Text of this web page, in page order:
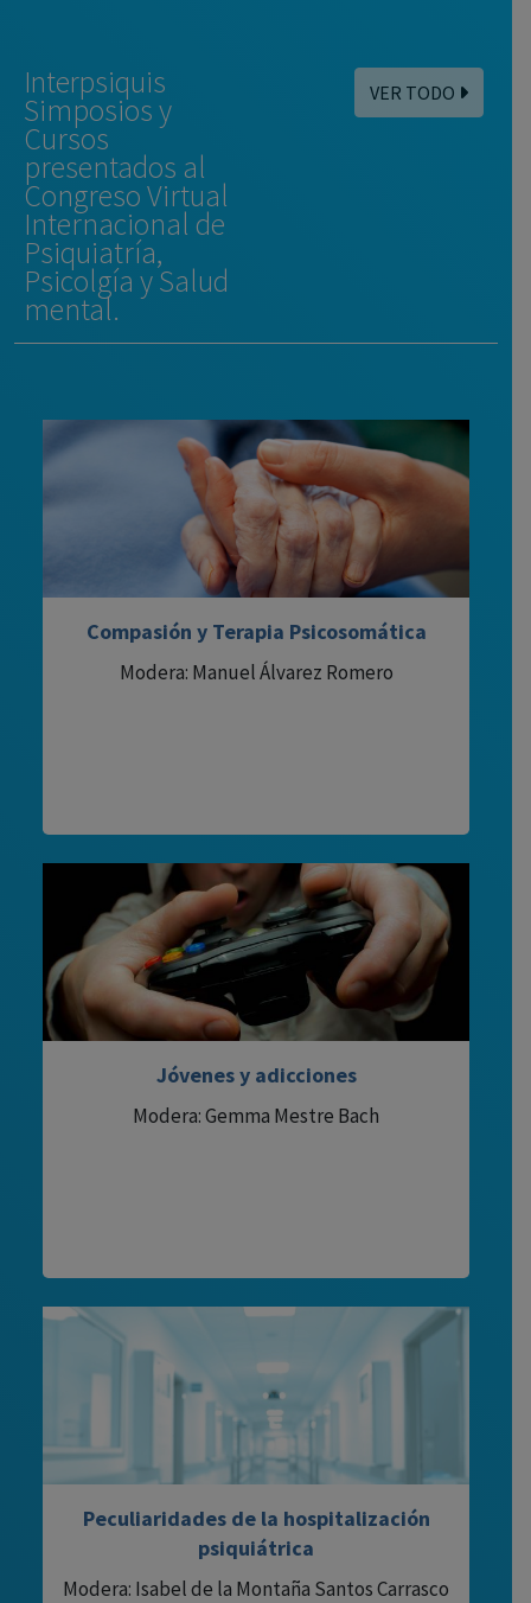
Interpsiquis
Simposios y
Cursos
presentados al
Congreso Virtual
Internacional de
Psiquiatría,
Psicolgía y Salud
mental.
VER TODO
Compasión y Terapia Psicosomática
Modera: Manuel Álvarez Romero
Jóvenes y adicciones
Modera: Gemma Mestre Bach
Peculiaridades de la hospitalización
psiquiátrica
Modera: Isabel de la Montaña Santos Carrasco